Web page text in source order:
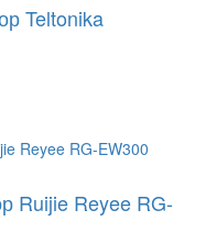
Teltonika
Ruijie Reyee RG-